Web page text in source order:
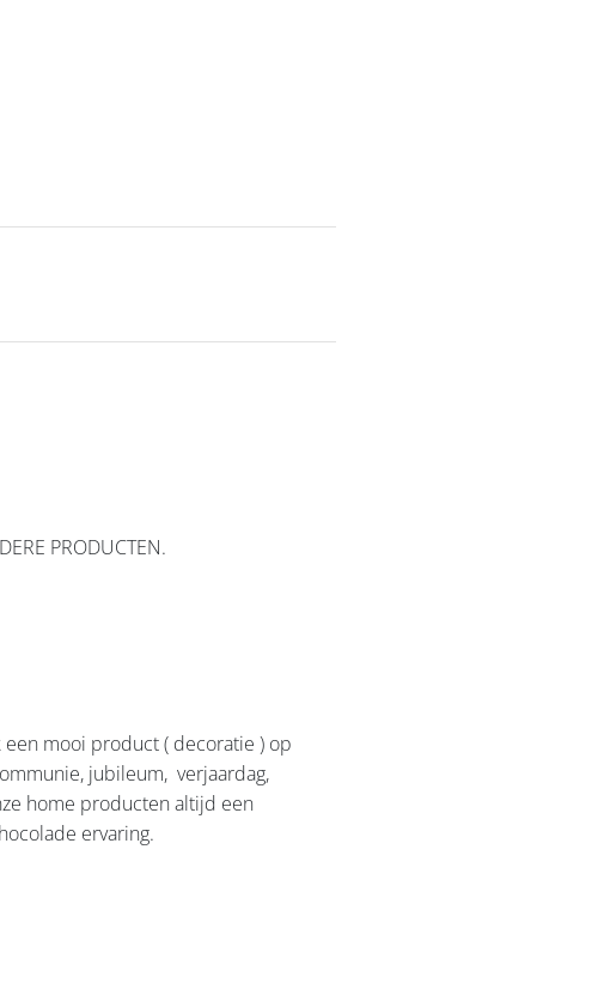
PRODUCTEN.
mooi product ( decoratie ) op
jubileum, verjaardag,
home producten altijd een
ervaring.